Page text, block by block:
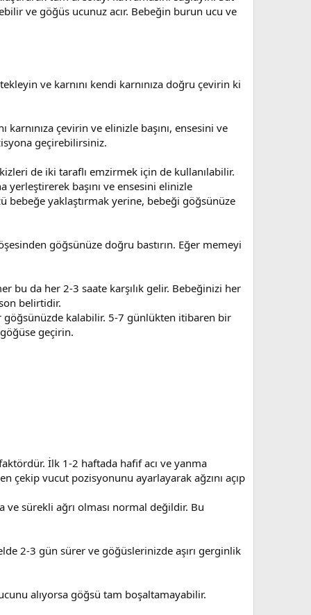
ve göğüs ucunuz acır. Bebeğin burun ucu ve
ve karnını kendi karnınıza doğru çevirin ki
çevirin ve elinizle başını, ensesini ve
geçirebilirsiniz.
de iki taraflı emzirmek için de kullanılabilir.
başını ve ensesini elinizle
bebeğe yaklaştırmak yerine, bebeği göğsünüze
göğsünüze doğru bastırın. Eğer memeyi
bu da her 2-3 saate karşılık gelir. Bebeğinizi her
belirtidir.
kalabilir. 5-7 günlükten itibaren bir
geçirin.
İlk 1-2 haftada hafif acı ve yanma
çekip vucut pozisyonunu ayarlayarak ağzını açıp
ve sürekli ağrı olması normal değildir. Bu
2-3 gün sürer ve göğüslerinizde aşırı gerginlik
alıyorsa göğsü tam boşaltamayabilir.